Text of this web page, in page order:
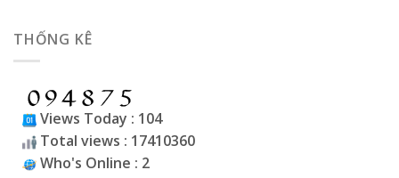
THỐNG KÊ
Views Today : 104
Total views : 17410360
Who's Online : 2